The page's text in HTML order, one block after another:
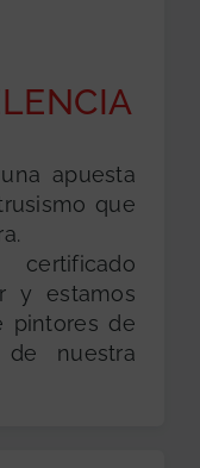
apuesta
que
y estamos
pintores de
nuestra